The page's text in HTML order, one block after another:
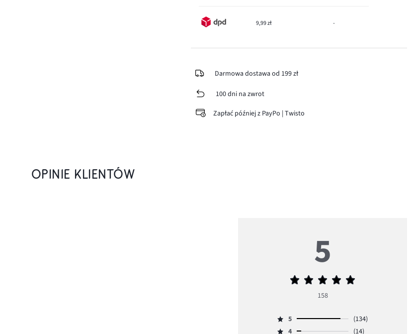
9,99 zł -
Darmowa dostawa od 199 zł
100 dni na zwrot
Zapłać później z PayPo | Twisto
OPINIE KLIENTÓW
5
Średnia
5
158
Ocena
5
(134)
4
(14)